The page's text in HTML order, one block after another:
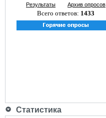
Результаты Архив опросов
Всего ответов: 1433
Статистика